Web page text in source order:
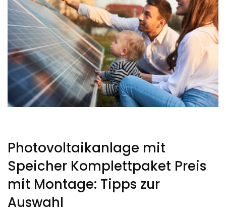
Photovoltaikanlage mit
Speicher Komplettpaket Preis
mit Montage: Tipps zur
Auswahl